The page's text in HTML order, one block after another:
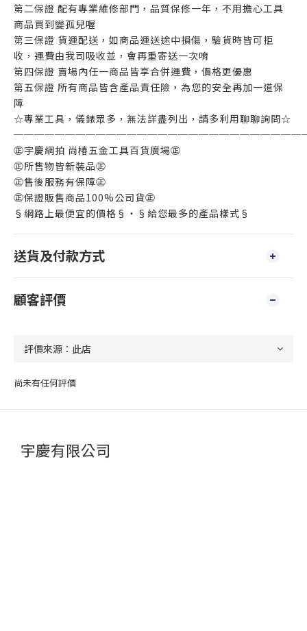
第二保證 配有專業維修部門，品質保修一年，不用擔心工具
商品買到變孤兒喔
第三保證 貨運配送，如商品運送途中損傷，驗貨時皆可拒
收，運費由我司吸收並，會再重寄送一次唷
第四保證 賣場內任一商品皆享合併運費，價格更優惠
第五保證 所有商品皆含產品責任險，為您的安全再加一道保
障
☆專業工具，儀錶眾多，無法詳盡列出，請多利用聊聊詢問☆
㊣宇慶網拍 尚椿五金工具百貨廣場㊣
㊣所售物皆新裝品㊣
㊣售後服務有保障㊣
㊣保證販售商品100%公司貨㊣
§網路上最便宜的價格§‧§給您最多的產品樣式§
送貨及付款方式
顧客評價
尚未有任何評價
宇慶有限公司